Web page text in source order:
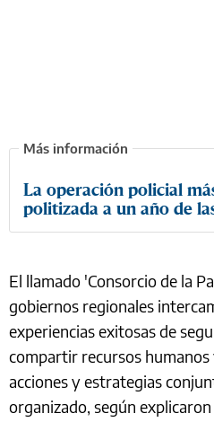
La operación policial
politizada a un año de
El llamado 'Consorcio de la
gobiernos regionales
experiencias exitosas de
compartir recursos
acciones y estrategias
organizado, según